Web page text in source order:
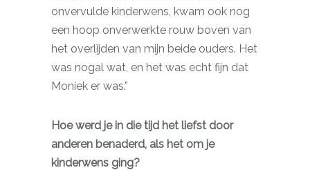
onvervulde kinderwens, kwam ook nog
een hoop onverwerkte rouw boven van
het overlijden van mijn beide ouders. Het
was nogal wat, en het was echt fijn dat
Moniek er was.”
Hoe werd je in die tijd het liefst door
anderen benaderd, als het om je
kinderwens ging?